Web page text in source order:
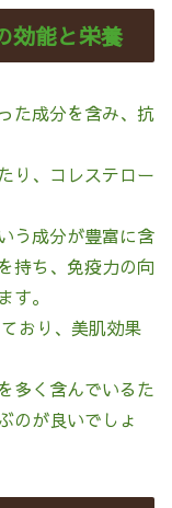
効能と栄養
た成分を含み、抗
り、コレステロー
う成分が豊富に含
持ち、免疫力の向
。
おり、美肌効果
多く含んでいるた
のが良いでしょ